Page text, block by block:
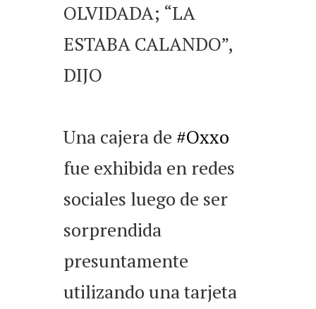
OLVIDADA; “LA
ESTABA CALANDO”,
DIJO
Una cajera de #Oxxo
fue exhibida en redes
sociales luego de ser
sorprendida
presuntamente
utilizando una tarjeta